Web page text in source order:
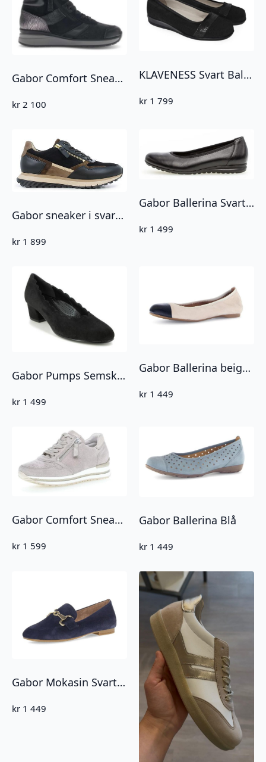
Gabor Comfort Sneakers Svart
kr 2 100
KLAVENESS Svart Ballerina Anita Shoe
kr 1 799
Gabor sneaker i svart og brunt skinn med gull glidelås
kr 1 899
Gabor Ballerina Svart Skinn Comfort
kr 1 499
Gabor Pumps Semsket Svart
kr 1 499
Gabor Ballerina beige med svart tupp
kr 1 449
Gabor Comfort Sneakers grå med glidelås
kr 1 599
Gabor Ballerina Blå
kr 1 449
Gabor Mokasin Svart/Gull
kr 1 449